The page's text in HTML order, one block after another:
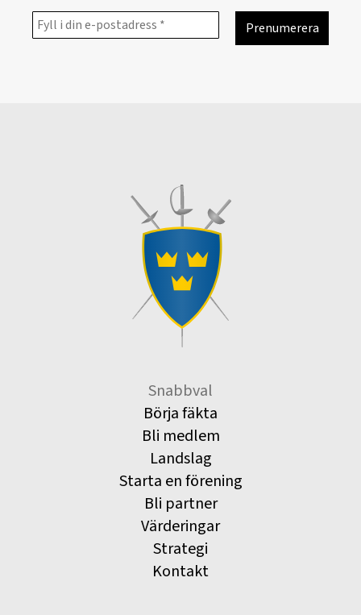
Snabbval
Börja fäkta
Bli medlem
Landslag
Starta en förening
Bli partner
Värderingar
Strategi
Kontakt